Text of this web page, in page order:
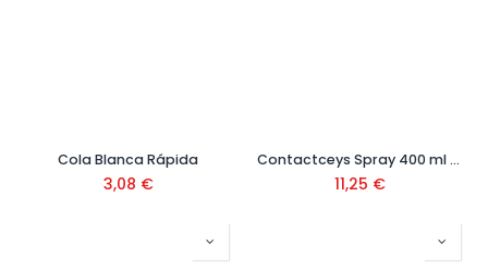
Cola Blanca Rápida
3,08 €
Contactceys Spray 400 ml Ref. 503415
11,25 €